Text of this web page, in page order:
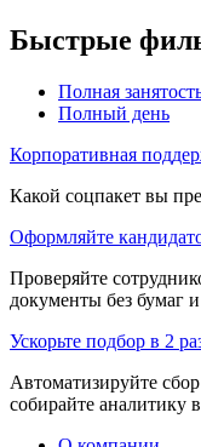
Быстрые
Полная
Полный день
Корпоративная
Какой соцпакет вы
Оформляйте
Проверяйте
документы без бумаг
Ускорьте подбор в 2
Автоматизируйте
собирайте аналитику